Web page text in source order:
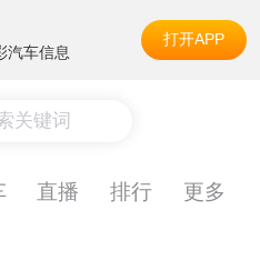
汽车信息
打开APP
关键词
直播 排行 更多